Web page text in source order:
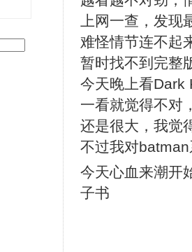
上网一查，发
难怪情节连不起
暂时找不到完
今天晚上看Dark
一看就觉得不对
还是很大，我
不过我对
今天心血来潮开
子书